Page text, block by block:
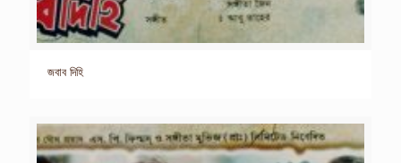
জবাব দিহি